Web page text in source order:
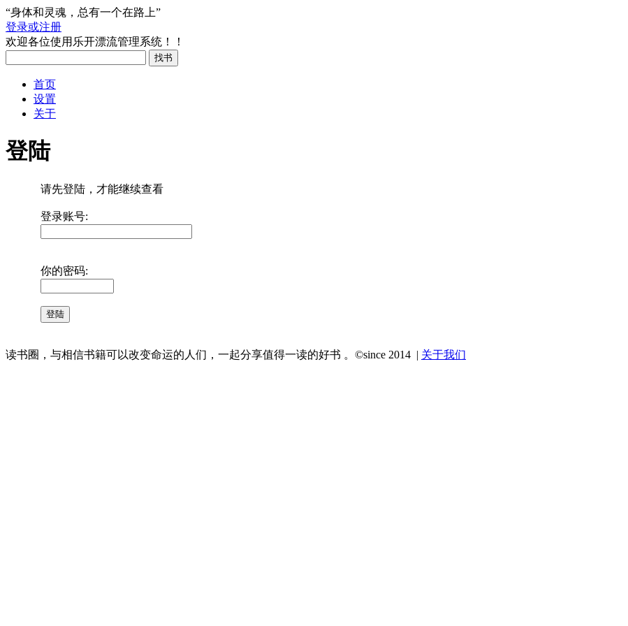
“身体和灵魂，总有一个在路上”
登录或注册
欢迎各位使用乐开漂流管理系统！！
首页
设置
关于
登陆
请先登陆，才能继续查看
登录账号:
你的密码:
读书圈，与相信书籍可以改变命运的人们，一起分享值得一读的好书 。©since 2014 | 关于我们